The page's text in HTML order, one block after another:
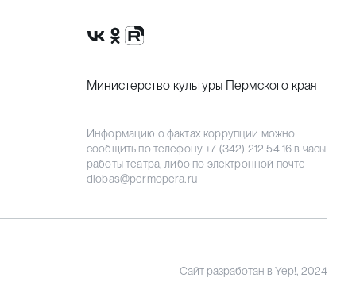
Сообщество VK
Группа в одноклассниках
Канал Rutube
Министерство культуры Пермского края
Информацию о фактах коррупции можно
сообщить по телефону+7 (342) 212 54 16 в часы
работы театра, либо по электронной почте
dlobas@permopera.ru
Сайт разработан в Yep!, 2024